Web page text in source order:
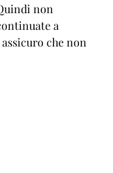
non
a
che non